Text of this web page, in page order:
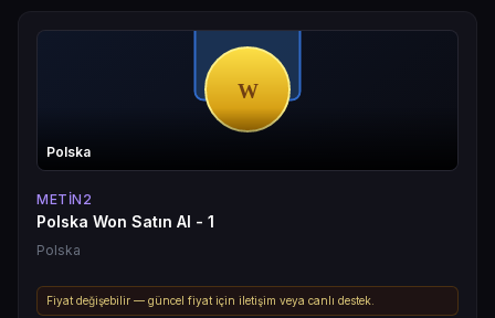
Polska
METIN2
Polska Won Satın Al - 1
Polska
Fiyat değişebilir — güncel fiyat için iletişim veya canlı destek.